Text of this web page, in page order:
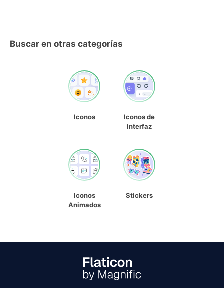
Buscar en otras categorías
Iconos
Iconos de
interfaz
Iconos
Animados
Stickers